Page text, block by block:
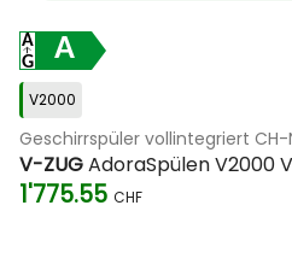
A
V2000
Geschirrspüler vollintegriert
V-ZUGAdoraSpülen V2000
1'775.55 CHF